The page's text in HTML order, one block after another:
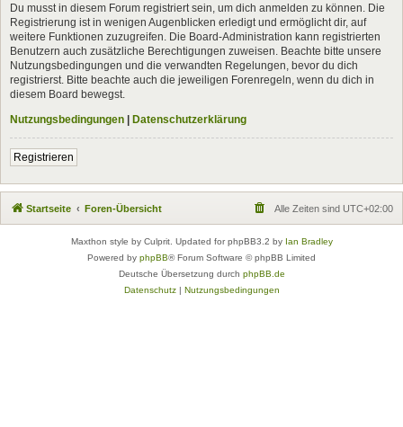
Du musst in diesem Forum registriert sein, um dich anmelden zu können. Die
Registrierung ist in wenigen Augenblicken erledigt und ermöglicht dir, auf
weitere Funktionen zuzugreifen. Die Board-Administration kann registrierten
Benutzern auch zusätzliche Berechtigungen zuweisen. Beachte bitte unsere
Nutzungsbedingungen und die verwandten Regelungen, bevor du dich
registrierst. Bitte beachte auch die jeweiligen Forenregeln, wenn du dich in
diesem Board bewegst.
Nutzungsbedingungen | Datenschutzerklärung
Registrieren
Startseite Foren-Übersicht Alle Zeiten sind UTC+02:00
Maxthon style by Culprit. Updated for phpBB3.2 by Ian Bradley
Powered by phpBB® Forum Software © phpBB Limited
Deutsche Übersetzung durch phpBB.de
Datenschutz| Nutzungsbedingungen